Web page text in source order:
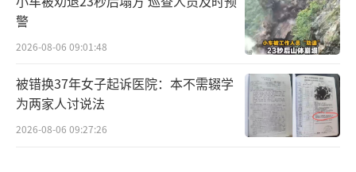
警
2026-08-06 09:01:48
被错换37年女子起诉医院：本不需辍学
为两家人讨说法
2026-08-06 09:27:26